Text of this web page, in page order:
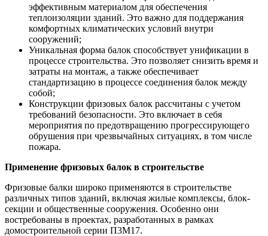
эффективным материалом для обеспечения
теплоизоляции зданий. Это важно для поддержания
комфортных климатических условий внутри
сооружений;
Уникальная форма балок способствует унификации в
процессе строительства. Это позволяет снизить время и
затраты на монтаж, а также обеспечивает
стандартизацию в процессе соединения балок между
собой;
Конструкции фризовых балок рассчитаны с учетом
требований безопасности. Это включает в себя
мероприятия по предотвращению прогрессирующего
обрушения при чрезвычайных ситуациях, в том числе
пожара.
Применение фризовых балок в строительстве
Фризовые балки широко применяются в строительстве
различных типов зданий, включая жилые комплексы, блок-
секции и общественные сооружения. Особенно они
востребованы в проектах, разработанных в рамках
домостроительной серии П3М17.